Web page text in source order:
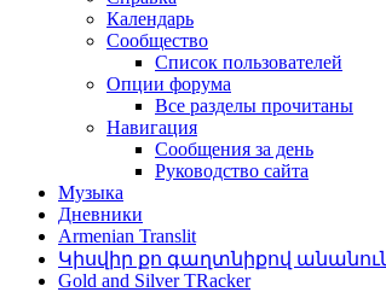
Календарь
Сообщество
Список пользователей
Опции форума
Все разделы прочитаны
Навигация
Сообщения за день
Руководство сайта
Музыка
Дневники
Armenian Translit
Կիսվիր քո գաղտնիքով
Gold and Silver TRacker